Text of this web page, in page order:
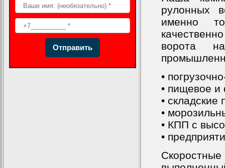
Отправить
рулонных
именно
ворота
•
• пищевое и
•
•
• КПП с
•